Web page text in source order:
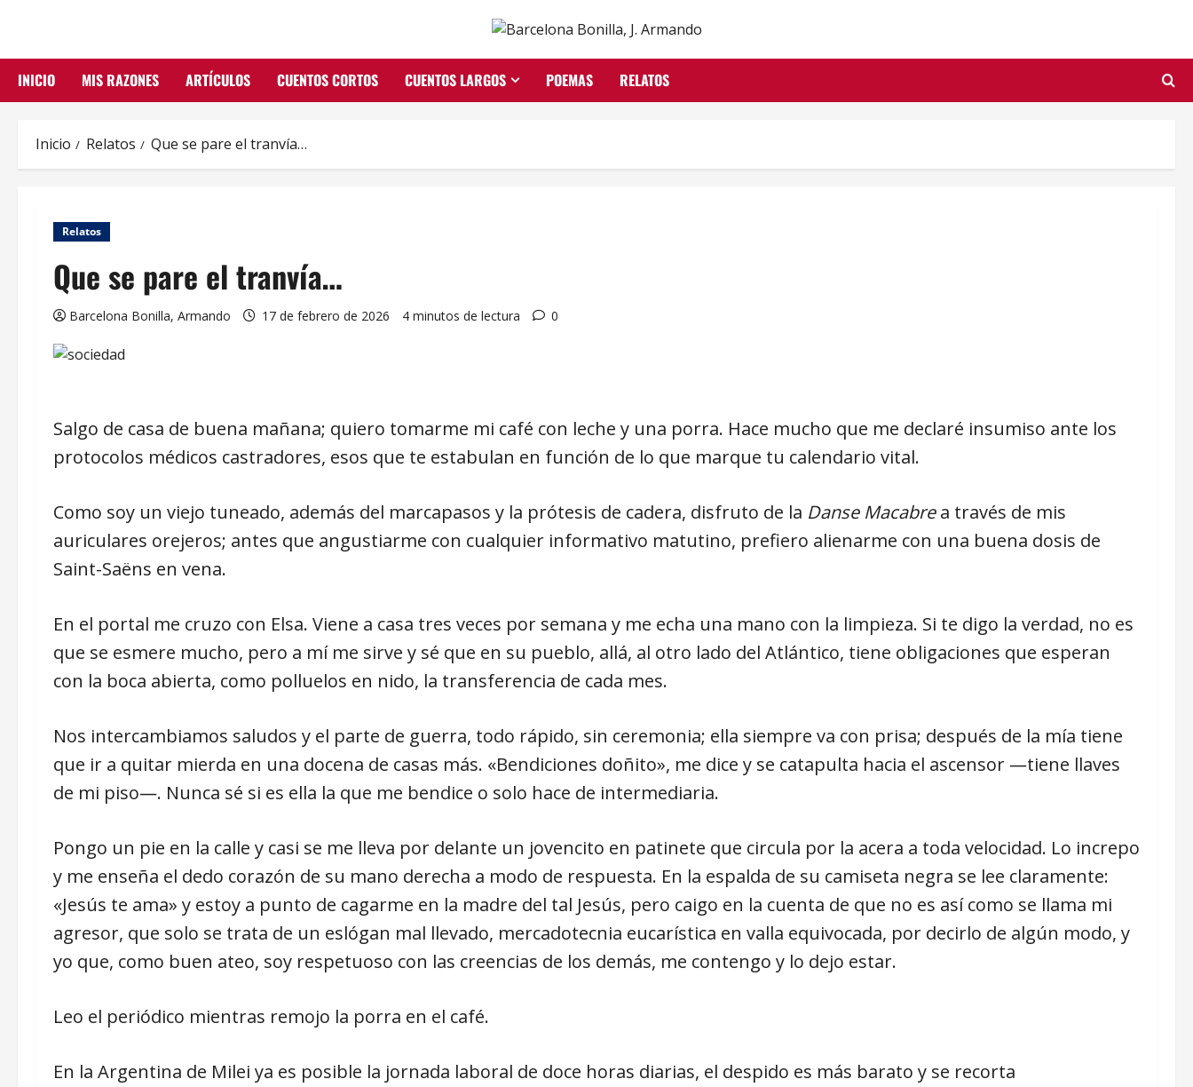
contenido
INICIO MIS RAZONES ARTÍCULOS CUENTOS CORTOS CUENTOS LARGOS POEMAS RELATOS
Inicio Relatos Que se pare el tranvía…
Relatos
Que se pare el tranvía…
Barcelona Bonilla, Armando 17 de febrero de 2026 4 minutos de lectura 0
Salgo de casa de buena mañana; quiero tomarme mi café con leche y una porra. Hace mucho que me declaré insumiso ante los
protocolos médicos castradores, esos que te estabulan en función de lo que marque tu calendario vital.
Como soy un viejo tuneado, además del marcapasos y la prótesis de cadera, disfruto de la Danse Macabrea través de mis
auriculares orejeros; antes que angustiarme con cualquier informativo matutino, prefiero alienarme con una buena dosis de
Saint-Saëns en vena.
En el portal me cruzo con Elsa. Viene a casa tres veces por semana y me echa una mano con la limpieza. Si te digo la verdad, no es
que se esmere mucho, pero a mí me sirve y sé que en su pueblo, allá, al otro lado del Atlántico, tiene obligaciones que esperan
con la boca abierta, como polluelos en nido, la transferencia de cada mes.
Nos intercambiamos saludos y el parte de guerra, todo rápido, sin ceremonia; ella siempre va con prisa; después de la mía tiene
que ir a quitar mierda en una docena de casas más. «Bendiciones doñito», me dice y se catapulta hacia el ascensor ―tiene llaves
de mi piso―. Nunca sé si es ella la que me bendice o solo hace de intermediaria.
Pongo un pie en la calle y casi se me lleva por delante un jovencito en patinete que circula por la acera a toda velocidad. Lo increpo
y me enseña el dedo corazón de su mano derecha a modo de respuesta. En la espalda de su camiseta negra se lee claramente:
«Jesús te ama» y estoy a punto de cagarme en la madre del tal Jesús, pero caigo en la cuenta de que no es así como se llama mi
agresor, que solo se trata de un eslógan mal llevado, mercadotecnia eucarística en valla equivocada, por decirlo de algún modo, y
yo que, como buen ateo, soy respetuoso con las creencias de los demás, me contengo y lo dejo estar.
Leo el periódico mientras remojo la porra en el café.
En la Argentina de Milei ya es posible la jornada laboral de doce horas diarias, el despido es más barato y se recorta